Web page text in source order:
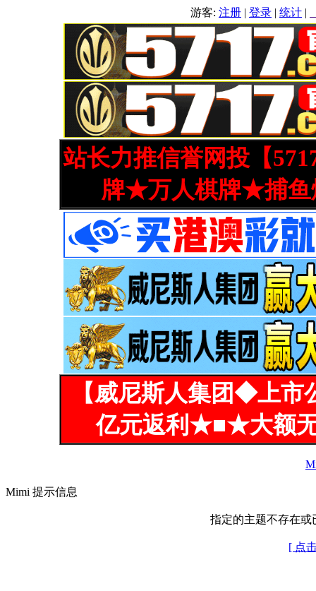
游客: 注册 | 登录 | 统计 |
站长力推信誉网投【
牌★万人棋牌★捕鱼
【威尼斯人集团◆上
亿元返利★■★大额
Mimi 提示信息
指定的主题不存在或
[ 点